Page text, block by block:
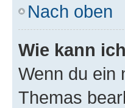
Nach oben
Wie kann
Wenn du ein
Themas